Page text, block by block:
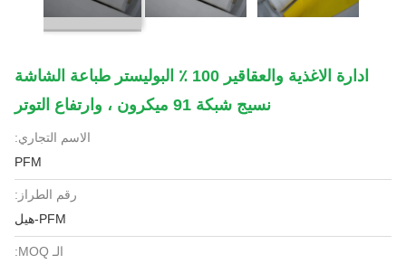
ادارة الاغذية والعقاقير 100 ٪ البوليستر طباعة الشاشة
نسيج شبكة 91 ميكرون ، وارتفاع التوتر
الاسم التجاري:
PFM
رقم الطراز:
PFM-هيل
الـ MOQ: